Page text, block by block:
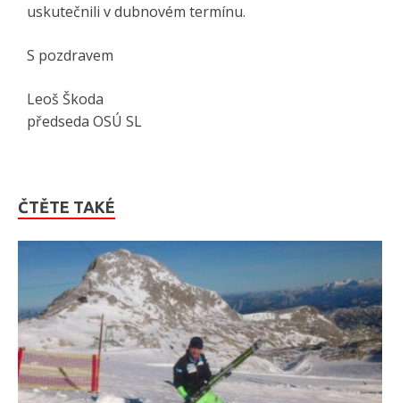
uskutečnili v dubnovém termínu.
S pozdravem
Leoš Škoda
předseda OSÚ SL
ČTĚTE TAKÉ